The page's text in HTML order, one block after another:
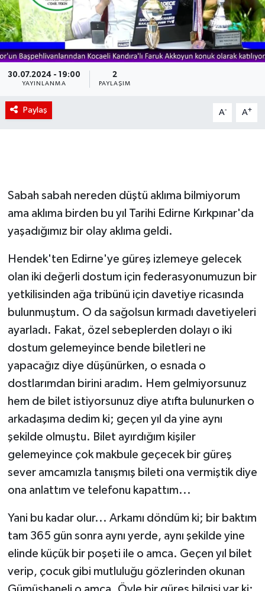
30.07.2024 - 19:00
YAYINLANMA
2
PAYLAŞIM
Paylaş A- A+
Sabah sabah nereden düştü aklıma bilmiyorum
ama aklıma birden bu yıl Tarihi Edirne Kırkpınar'da
yaşadığımız bir olay aklıma geldi.
Hendek'ten Edirne'ye güreş izlemeye gelecek
olan iki değerli dostum için federasyonumuzun bir
yetkilisinden ağa tribünü için davetiye ricasında
bulunmuştum. O da sağolsun kırmadı davetiyeleri
ayarladı. Fakat, özel sebeplerden dolayı o iki
dostum gelemeyince bende biletleri ne
yapacağız diye düşünürken, o esnada o
dostlarımdan birini aradım. Hem gelmiyorsunuz
hem de bilet istiyorsunuz diye atıfta bulunurken o
arkadaşıma dedim ki; geçen yıl da yine aynı
şekilde olmuştu. Bilet ayırdığım kişiler
gelemeyince çok makbule geçecek bir güreş
sever amcamızla tanışmış bileti ona vermiştik diye
ona anlattım ve telefonu kapattım...
Yani bu kadar olur... Arkamı döndüm ki; bir baktım
tam 365 gün sonra aynı yerde, aynı şekilde yine
elinde küçük bir poşeti ile o amca. Geçen yıl bilet
verip, çocuk gibi mutluluğu gözlerinden okunan